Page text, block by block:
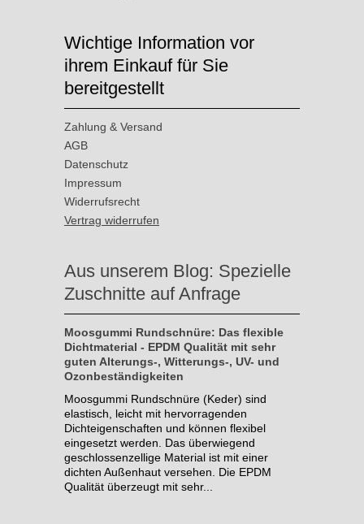
Wichtige Information vor
ihrem Einkauf für Sie
bereitgestellt
Zahlung & Versand
AGB
Datenschutz
Impressum
Widerrufsrecht
Vertrag widerrufen
Aus unserem Blog: Spezielle
Zuschnitte auf Anfrage
Moosgummi Rundschnüre: Das flexible
Dichtmaterial - EPDM Qualität mit sehr
guten Alterungs-, Witterungs-, UV- und
Ozonbeständigkeiten
Moosgummi Rundschnüre (Keder) sind
elastisch, leicht mit hervorragenden
Dichteigenschaften und können flexibel
eingesetzt werden. Das überwiegend
geschlossenzellige Material ist mit einer
dichten Außenhaut versehen. Die EPDM
Qualität überzeugt mit sehr...